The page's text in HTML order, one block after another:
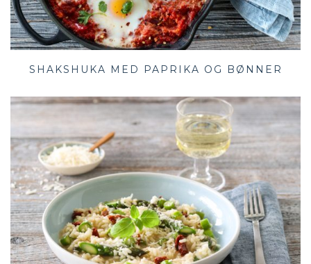
SHAKSHUKA MED PAPRIKA OG BØNNER